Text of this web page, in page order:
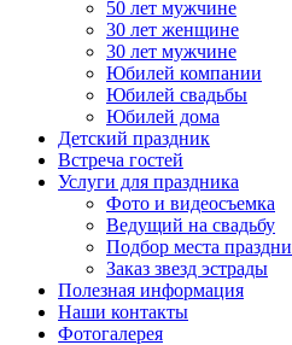
50 лет мужчине
30 лет женщине
30 лет мужчине
Юбилей компании
Юбилей свадьбы
Юбилей дома
Детский праздник
Встреча гостей
Услуги для праздника
Фото и видеосъемка
Ведущий на свадьбу
Подбор места
Заказ звезд эстрады
Полезная информация
Наши контакты
Фотогалерея